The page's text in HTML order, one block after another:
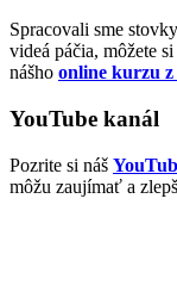
Spracovali sme
videá páčia, môžete
nášho online kurzu
YouTube kanál
Pozrite si náš
môžu zaujímať a